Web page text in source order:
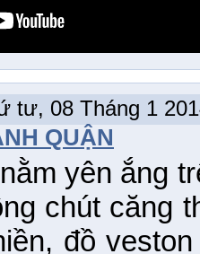
tư, 08 Tháng 1
QUẬN
yên ắng
chút căng
, đồ